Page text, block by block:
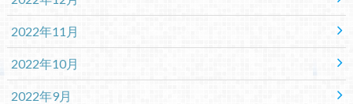
2022年11月
2022年10月
2022年9月